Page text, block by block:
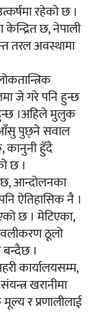
रहेको छ ।
छ, नेपाली
तरल अवस्थामा
जे गरे पनि हुन्छ
।अहिले मुलुक
आँसु पुछ्ने सवाल
कानुनी हुँदै
छ ।
छ, आन्दोलनका
ऐतिहासिक नै ।
छ । मेटिएका,
ठूलो
।
कार्यालयसम्म,
खरानीमा
र प्रणालीलाई